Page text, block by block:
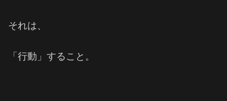
それは、
「行動」すること。